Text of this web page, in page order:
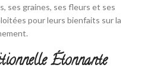
ses graines, ses fleurs et ses
pour leurs bienfaits sur la
Étonnante